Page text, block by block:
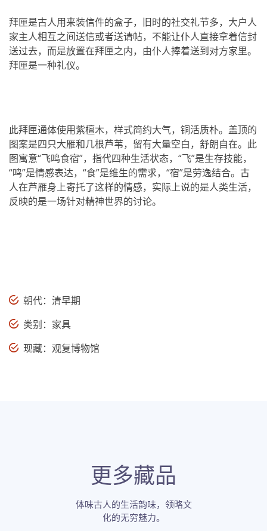
拜匣是古人用来装信件的盒子，旧时的社交礼节多，大户人
家主人相互之间送信或者送请帖，不能让仆人直接拿着信封
送过去，而是放置在拜匣之内，由仆人捧着送到对方家里。
拜匣是一种礼仪。
此拜匣通体使用紫檀木，样式简约大气，铜活质朴。盖顶的
图案是四只大雁和几根芦苇，留有大量空白，舒朗自在。此
图寓意“飞鸣食宿”，指代四种生活状态，“飞”是生存技能，
“鸣”是情感表达，“食”是维生的需求，“宿”是劳逸结合。古
人在芦雁身上寄托了这样的情感，实际上说的是人类生活，
反映的是一场针对精神世界的讨论。
朝代：清早期
类别：家具
现藏：观复博物馆
更多藏品
体味古人的生活韵味，领略文
化的无穷魅力。